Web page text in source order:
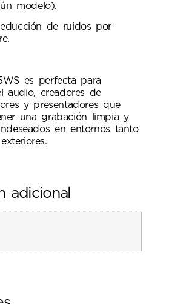
modelo).
de ruidos por
es perfecta para
audio, creadores de
y presentadores que
una grabación limpia y
en entornos tanto
adicional